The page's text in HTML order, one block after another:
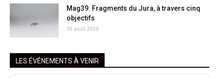
Mag39. Fragments du Jura, à travers cinq
objectifs
10 août 2026
LES ÉVÉNEMENTS À VENIR